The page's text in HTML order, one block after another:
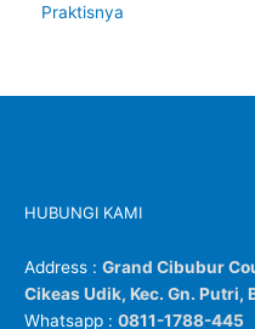
Praktisnya
HUBUNGI KAMI
Address : Grand Cibubur
Cikeas Udik, Kec. Gn. Putri,
Whatsapp : 0811-1788-445